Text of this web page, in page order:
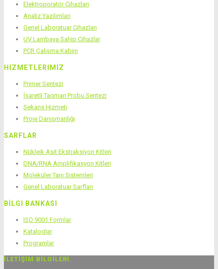
Elektroporatör Cihazları
Analiz Yazılımları
Genel Laboratuar Cihazları
UV Lambaya Sahip Cihazlar
PCR Çalışma Kabini
HIZMETLERIMIZ
Primer Sentezi
İşaretli Taqman Probu Sentezi
Sekans Hizmeti
Proje Danışmanlığı
SARFLAR
Nükleik Asit Ekstraksiyon Kitleri
DNA/RNA Amplifikasyon Kitleri
Moleküler Tanı Sistemleri
Genel Laboratuar Sarfları
BİLGİ BANKASI
ISO 9001 Formlar
Kataloglar
Programlar
İLETIŞIM BILGILERI